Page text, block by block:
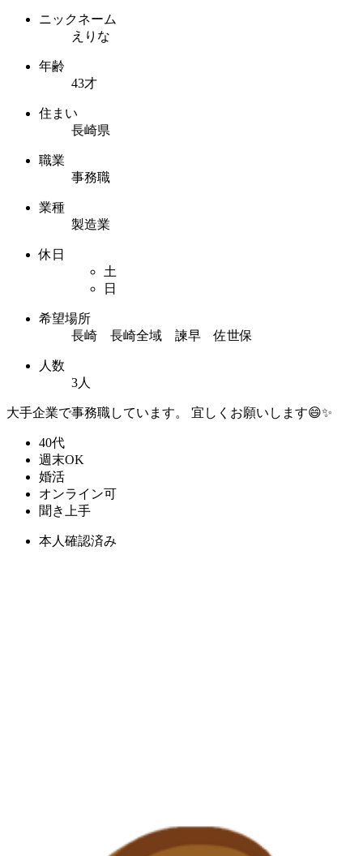
ニックネーム
えりな
年齢
43才
住まい
長崎県
職業
事務職
業種
製造業
休日
土
日
希望場所
長崎 長崎全域 諫早 佐世保
人数
3人
大手企業で事務職しています。 宜しくお願いします😄✨
40代
週末OK
婚活
オンライン可
聞き上手
本人確認済み